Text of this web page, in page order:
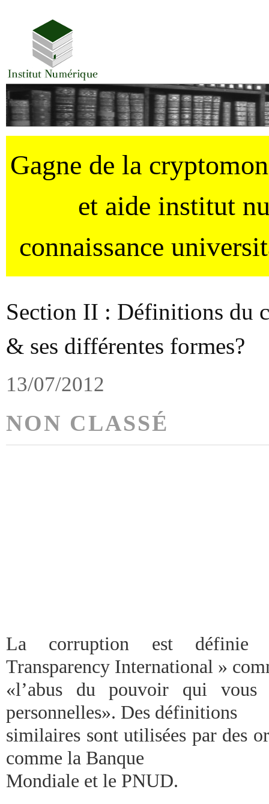
Gagne de la
et aide institut
connaissance
Section II : Définitions du
& ses différentes formes?
13/07/2012
NON CLASSÉ
La corruption est définie
Transparency International »
«l’abus du pouvoir qui
personnelles». Des définitions
similaires sont utilisées par des
comme la Banque
Mondiale et le PNUD.